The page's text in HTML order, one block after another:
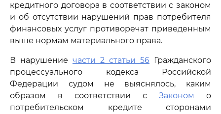
кредитного договора в соответствии с законом
и об отсутствии нарушений прав потребителя
финансовых услуг противоречат приведенным
выше нормам материального права.
В нарушение части 2 статьи 56 Гражданского
процессуального кодекса Российской
Федерации судом не выяснялось, каким
образом в соответствии с Законом
о
потребительском кредите сторонами